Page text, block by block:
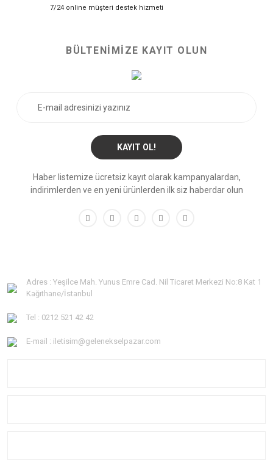
7/24 online müşteri destek hizmeti
BÜLTENİMİZE KAYIT OLUN
KAYIT OL!
Haber listemize ücretsiz kayıt olarak kampanyalardan,
indirimlerden ve en yeni ürünlerden ilk siz haberdar olun
Adres : Yeşilce Mah. Yunus Emre Cad. Nil Ticaret Merkezi No:8 Kat 1
Kağıthane/İstanbul
Tel : 0212 521 42 42
E-mail : iletisim@gelenekselpazar.com